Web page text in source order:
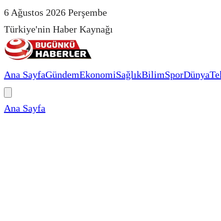
6 Ağustos 2026 Perşembe
Türkiye'nin Haber Kaynağı
Ana SayfaGündemEkonomiSağlıkBilimSporDünya
Ana Sayfa